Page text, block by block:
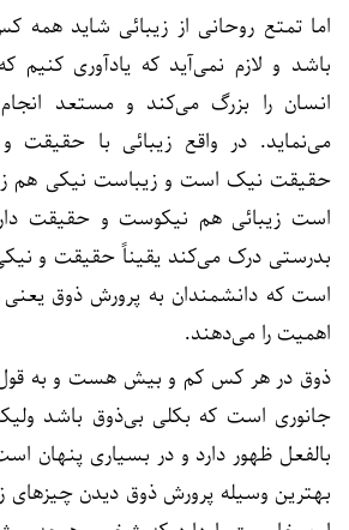
اما تمتع روحانی از زیبائی شاید
باشد و لازم نمی‌آید که یادآوری کنیم
انسان را بزرگ می‌کند و مستعد
می‌نماید. در واقع زیبائی با حقیقت و
حقیقت نیک است و زیباست نیکی هم
است زیبائی هم نیکوست و حقیقت
بدرستی درک می‌کند یقیناً حقیقت و
است که دانشمندان به پرورش ذوق یعنی
اهمیت را می‌دهند.
ذوق در هر کس کم و بیش هست و به قول
جانوری است که بکلی بی‌ذوق باشد
بالفعل ظهور دارد و در بسیاری پنهان
بهترین وسیله پرورش ذوق دیدن چیزهای